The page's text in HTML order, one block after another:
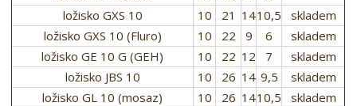
ložisko GXS 10
10 21 1410,5
skladem
ložisko GXS 10 (Fluro)
10 22 9 6
skladem
ložisko GE 10 G (GEH)
10 22 12 7
skladem
ložisko JBS 10
10 26 14 9,5
skladem
ložisko GL 10 (mosaz)
10 26 1410,5
skladem